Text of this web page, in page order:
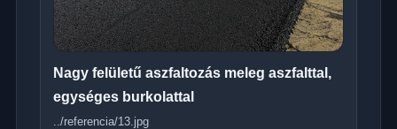
Nagy felületű aszfaltozás meleg aszfalttal,
egységes burkolattal
../referencia/13.jpg